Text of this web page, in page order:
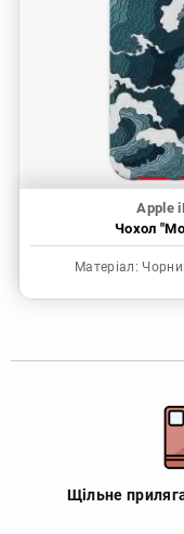
Apple
Чохол
Матеріал:
Щільне